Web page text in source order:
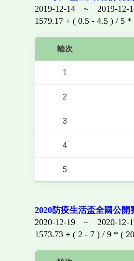
2019-12-14 ~ 2019-12-
1579.17 + ( 0.5 - 4.5 ) / 5
輪次
1
2
3
4
5
2020防疫生活盃全國公開
2020-12-19 ~ 2020-12-
1573.73 + ( 2 - 7 ) / 9 * (